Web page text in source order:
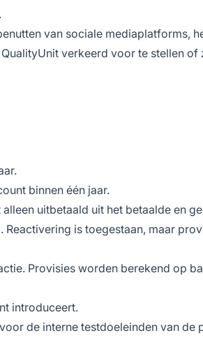
van sociale mediaplatforms,
verkeerd voor te stellen
binnen één jaar.
uitbetaald uit het betaalde en
is toegestaan, maar
Provisies worden berekend op
introduceert.
de interne testdoeleinden van de